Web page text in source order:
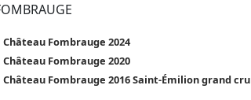
Château Fombrauge 2024
Château Fombrauge 2020
Château Fombrauge 2016 Saint-Émilion grand cru